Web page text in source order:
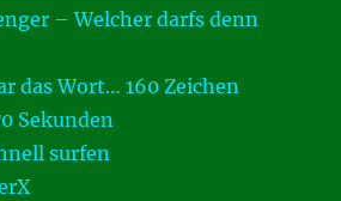
– Welcher darfs denn
das Wort… 160 Zeichen
Sekunden
surfen